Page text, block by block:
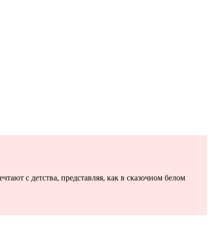
с детства, представляя, как в сказочном белом